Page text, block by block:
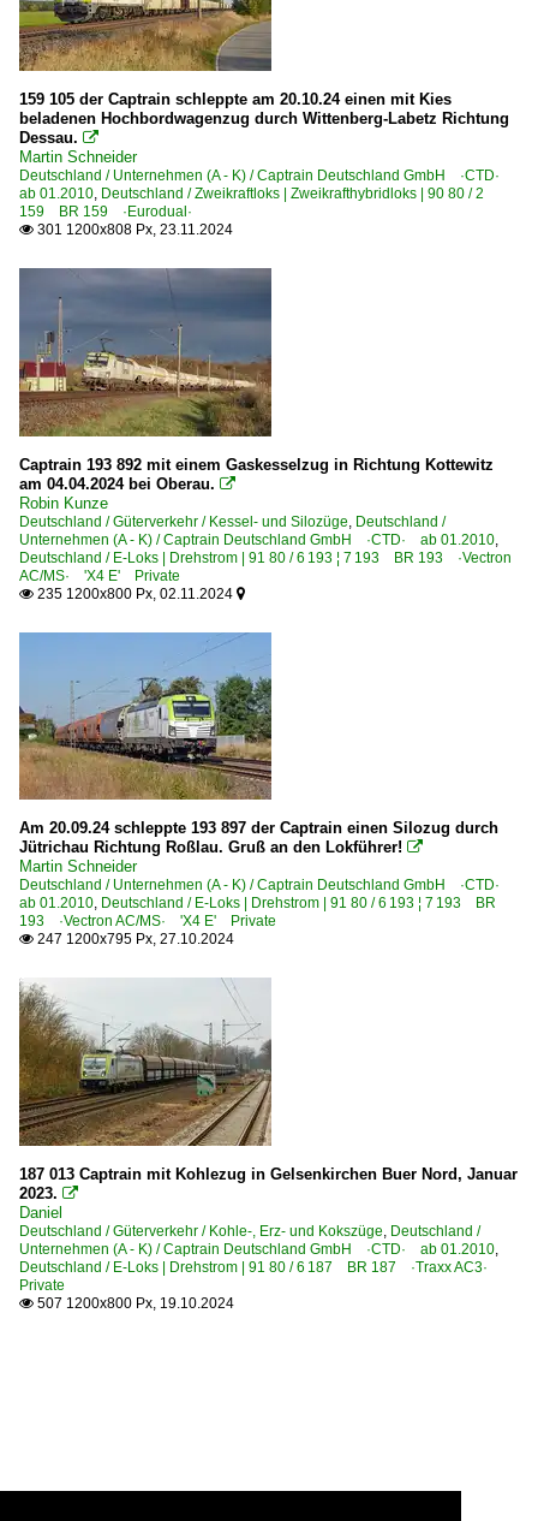
159 105 der Captrain schleppte am 20.10.24 einen mit Kies
beladenen Hochbordwagenzug durch Wittenberg-Labetz Richtung
Dessau. 
Martin Schneider
Deutschland / Unternehmen (A - K) / Captrain Deutschland GmbH ·CTD·
ab 01.2010 Deutschland / Zweikraftloks | Zweikrafthybridloks | 90 80 / 2
159 BR 159 ·Eurodual·
 301 1200x808 Px, 23.11.2024
Captrain 193 892 mit einem Gaskesselzug in Richtung Kottewitz
am 04.04.2024 bei Oberau. 
Robin Kunze
Deutschland / Güterverkehr / Kessel- und Silozüge Deutschland /
Unternehmen (A - K) / Captrain Deutschland GmbH ·CTD· ab 01.2010
Deutschland / E-Loks | Drehstrom | 91 80 / 6 193 ¦ 7 193 BR 193 ·Vectron
AC/MS· 'X4 E' Private
 235 1200x800 Px, 02.11.2024 
Am 20.09.24 schleppte 193 897 der Captrain einen Silozug durch
Jütrichau Richtung Roßlau. Gruß an den Lokführer! 
Martin Schneider
Deutschland / Unternehmen (A - K) / Captrain Deutschland GmbH ·CTD·
ab 01.2010 Deutschland / E-Loks | Drehstrom | 91 80 / 6 193 ¦ 7 193 BR
193 ·Vectron AC/MS· 'X4 E' Private
 247 1200x795 Px, 27.10.2024
187 013 Captrain mit Kohlezug in Gelsenkirchen Buer Nord, Januar
2023. 
Daniel
Deutschland / Güterverkehr / Kohle-, Erz- und Kokszüge Deutschland /
Unternehmen (A - K) / Captrain Deutschland GmbH ·CTD· ab 01.2010
Deutschland / E-Loks | Drehstrom | 91 80 / 6 187 BR 187 ·Traxx AC3·
Private
 507 1200x800 Px, 19.10.2024